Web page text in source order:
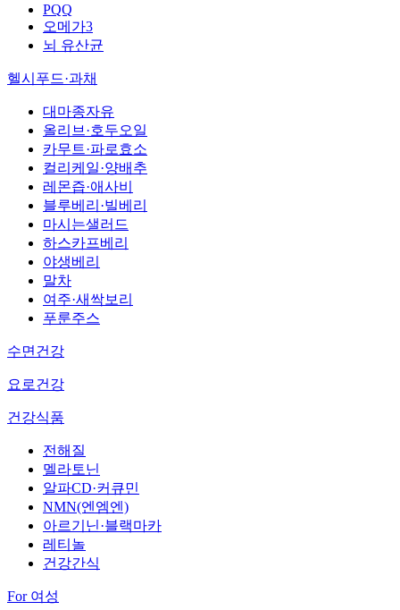
PQQ
오메가3
뇌 유산균
헬시푸드·과채
대마종자유
올리브·호두오일
카무트·파로효소
컬리케일·양배추
레몬즙·애사비
블루베리·빌베리
마시는샐러드
하스카프베리
야생베리
말차
여주·새싹보리
푸룬주스
수면건강
요로건강
건강식품
전해질
멜라토닌
알파CD·커큐민
NMN(엔엠엔)
아르기닌·블랙마카
레티놀
건강간식
For 여성